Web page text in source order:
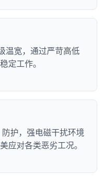
宽，通过严苛高低
定工作。
防护，强电磁干扰环境
应对各类恶劣工况。